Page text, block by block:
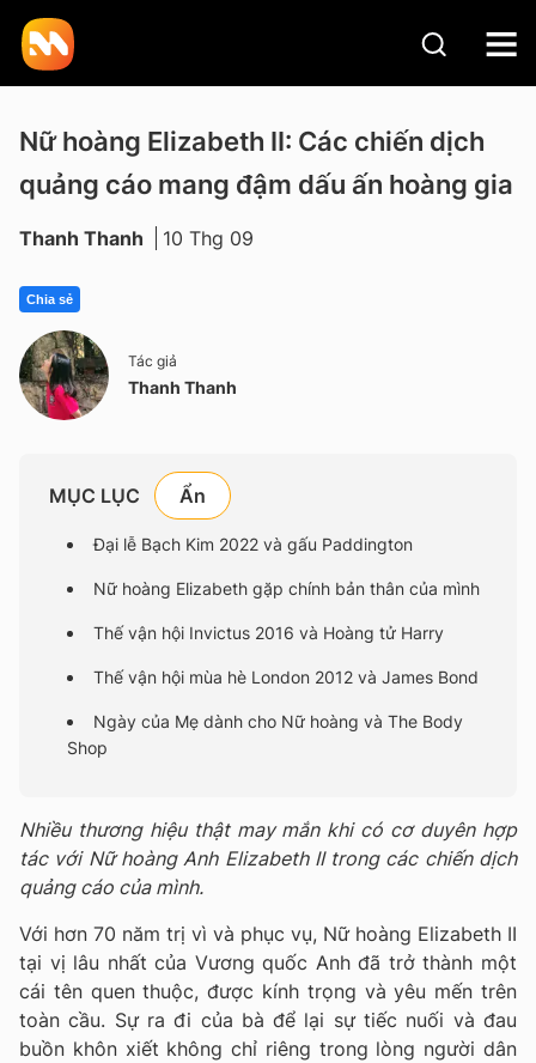
Nữ hoàng Elizabeth II: Các chiến dịch
quảng cáo mang đậm dấu ấn hoàng gia
Thanh Thanh 10 Thg 09
Chia sẻ
Tác giả
Thanh Thanh
MỤC LỤC
Đại lễ Bạch Kim 2022 và gấu Paddington
Nữ hoàng Elizabeth gặp chính bản thân của mình
Thế vận hội Invictus 2016 và Hoàng tử Harry
Thế vận hội mùa hè London 2012 và James Bond
Ngày của Mẹ dành cho Nữ hoàng và The Body
Shop
Nhiều thương hiệu thật may mắn khi có cơ duyên hợp
tác với Nữ hoàng Anh Elizabeth II trong các chiến dịch
quảng cáo của mình.
Với hơn 70 năm trị vì và phục vụ, Nữ hoàng Elizabeth II
tại vị lâu nhất của Vương quốc Anh đã trở thành một
cái tên quen thuộc, được kính trọng và yêu mến trên
toàn cầu. Sự ra đi của bà để lại sự tiếc nuối và đau
buồn khôn xiết không chỉ riêng trong lòng người dân